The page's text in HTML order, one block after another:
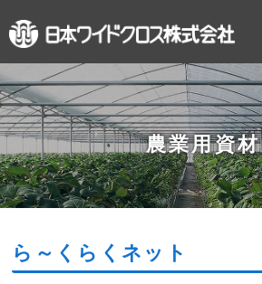
農業用資材
ら～くらくネット